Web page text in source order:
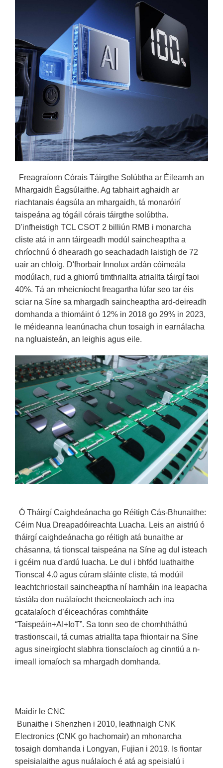
Freagraíonn Córais Táirgthe Solúbtha ar Éileamh an
Mhargaidh Éagsúlaithe. Ag tabhairt aghaidh ar
riachtanais éagsúla an mhargaidh, tá monaróirí
taispeána ag tógáil córais táirgthe solúbtha.
D'infheistigh TCL CSOT 2 billiún RMB i monarcha
cliste atá in ann táirgeadh modúl saincheaptha a
chríochnú ó dhearadh go seachadadh laistigh de 72
uair an chloig. D'fhorbair Innolux ardán cóimeála
modúlach, rud a ghiorrú timthriallta atriallta táirgí faoi
40%. Tá an mheicníocht freagartha lúfar seo tar éis
sciar na Síne sa mhargadh saincheaptha ard-deireadh
domhanda a thiomáint ó 12% in 2018 go 29% in 2023,
le méideanna leanúnacha chun tosaigh in earnálacha
na ngluaisteán, an leighis agus eile.
Ó Tháirgí Caighdeánacha go Réitigh Cás-Bhunaithe:
Céim Nua Dreapadóireachta Luacha. Leis an aistriú ó
tháirgí caighdeánacha go réitigh atá bunaithe ar
chásanna, tá tionscal taispeána na Síne ag dul isteach
i gcéim nua d'ardú luacha. Le dul i bhfód luathaithe
Tionscal 4.0 agus cúram sláinte cliste, tá modúil
leachtchriostail saincheaptha ní hamháin ina leapacha
tástála don nuálaíocht theicneolaíoch ach ina
gcatalaíoch d’éiceachóras comhtháite
“Taispeáin+AI+IoT”. Sa tonn seo de chomhtháthú
trastionscail, tá cumas atriallta tapa fhiontair na Síne
agus sineirgíocht slabhra tionsclaíoch ag cinntiú a n-
imeall iomaíoch sa mhargadh domhanda.
Maidir le CNC
Bunaithe i Shenzhen i 2010, leathnaigh CNK
Electronics (CNK go hachomair) an mhonarcha
tosaigh domhanda i Longyan, Fujian i 2019. Is fiontar
speisialaithe agus nuálaíoch é atá ag speisialú i